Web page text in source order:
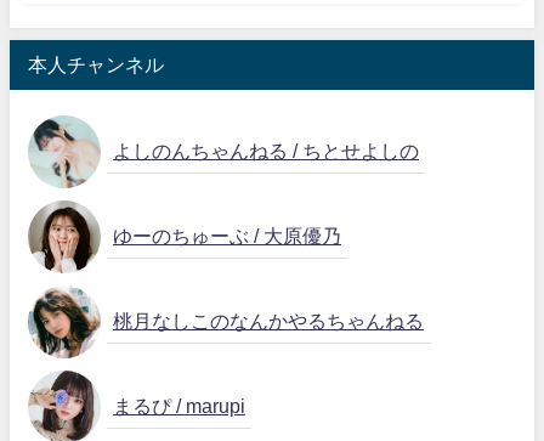
本人チャンネル
よしのんちゃんねる / ちとせよしの
ゆーのちゅーぶ / 大原優乃
桃月なしこのなんかやるちゃんねる
まるぴ / marupi